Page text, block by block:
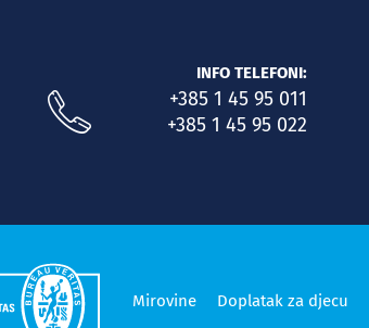
INFO TELEFONI:
+385 1 45 95 011
+385 1 45 95 022
Mirovine Doplatak za djecu